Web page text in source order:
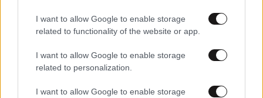
I want to allow Google to enable storage
related to functionality of the website or app.
I want to allow Google to enable storage
related to personalization.
I want to allow Google to enable storage